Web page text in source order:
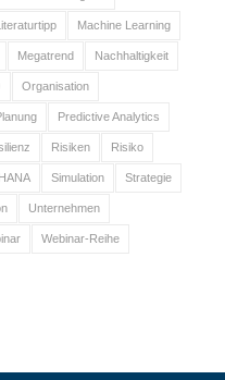
Literaturtipp Machine Learning
Megatrend Nachhaltigkeit
Organisation
Predictive Analytics
Risiken Risiko
Simulation Strategie
Unternehmen
Webinar-Reihe